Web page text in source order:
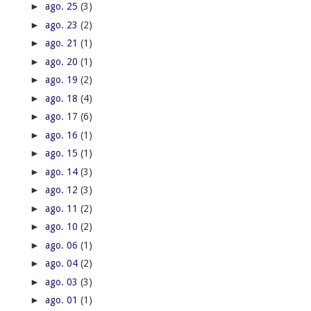
► ago. 25 (3)
► ago. 23 (2)
► ago. 21 (1)
► ago. 20 (1)
► ago. 19 (2)
► ago. 18 (4)
► ago. 17 (6)
► ago. 16 (1)
► ago. 15 (1)
► ago. 14 (3)
► ago. 12 (3)
► ago. 11 (2)
► ago. 10 (2)
► ago. 06 (1)
► ago. 04 (2)
► ago. 03 (3)
► ago. 01 (1)